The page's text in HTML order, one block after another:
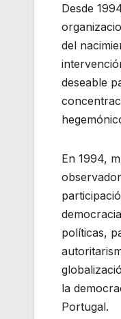
Desde
del
deseable
En 1994,
políticas,
la
Portugal.